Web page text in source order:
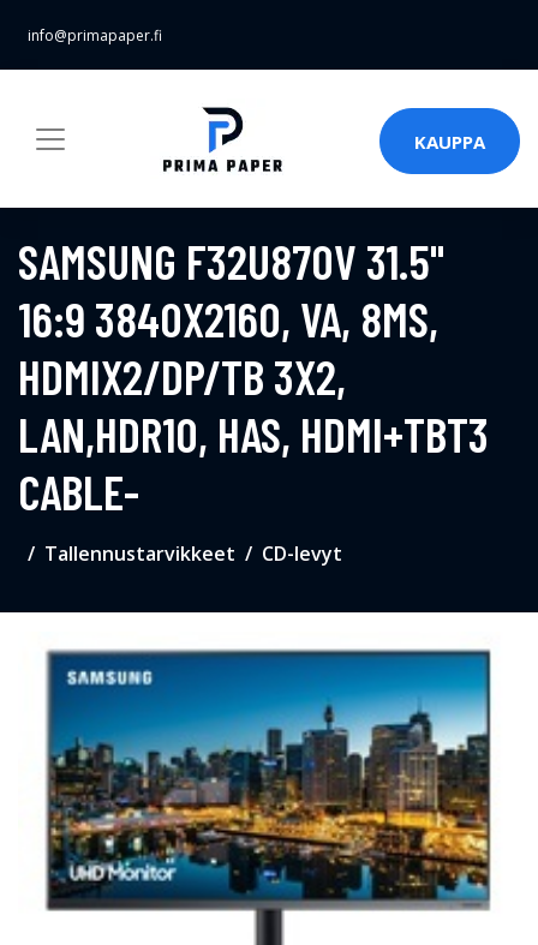
info@primapaper.fi
KAUPPA
SAMSUNG F32U870V 31.5"
16:9 3840X2160, VA, 8MS,
HDMIX2/DP/TB 3X2,
LAN,HDR10, HAS, HDMI+TBT3
CABLE-
Tallennustarvikkeet CD-levyt